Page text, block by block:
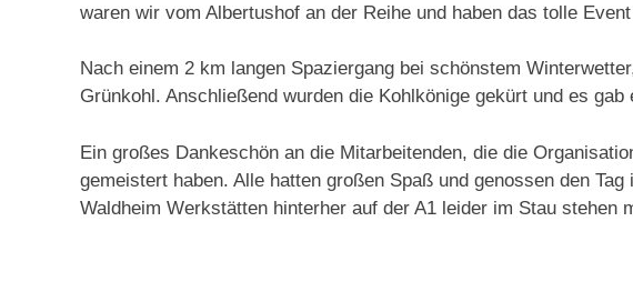
waren wir vom Albertushof an der Reihe und haben das tolle
Nach einem 2 km langen Spaziergang bei schönstem
Grünkohl. Anschließend wurden die Kohlkönige gekürt und es gab
Ein großes Dankeschön an die Mitarbeitenden, die die
gemeistert haben. Alle hatten großen Spaß und genossen den
Waldheim Werkstätten hinterher auf der A1 leider im Stau stehen